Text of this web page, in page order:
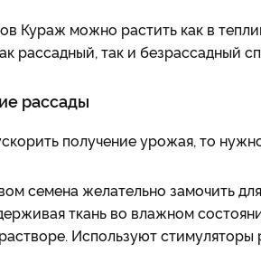
Кураж можно растить как в
рассадный, так и безрассадный
рассады
получение урожая, то
семена желательно замочить
ткань во влажном
Используют